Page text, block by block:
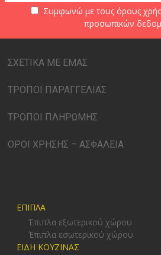
Συμφωνώ με τους όρους
προσωπικών
ΣΧΕΤΙΚΑ ΜΕ ΕΜΑΣ
ΤΡΟΠΟΙ ΠΑΡΑΓΓΕΛΙΑΣ
ΤΡΟΠΟΙ ΠΛΗΡΩΜΗΣ
ΟΡΟΙ ΧΡΗΣΗΣ – ΑΣΦΑΛΕΙΑ
ΕΠΙΠΛΑ
Έπιπλα εξωτερικού χώρου
Έπιπλα εσωτερικού χώρου
ΕΙΔΗ ΚΟΥΖΙΝΑΣ